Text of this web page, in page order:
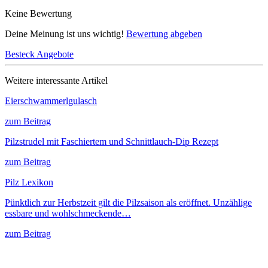
Keine Bewertung
Deine Meinung ist uns wichtig! Bewertung abgeben
Besteck Angebote
Weitere interessante Artikel
Eierschwammerlgulasch
zum Beitrag
Pilzstrudel mit Faschiertem und Schnittlauch-Dip Rezept
zum Beitrag
Pilz Lexikon
Pünktlich zur Herbstzeit gilt die Pilzsaison als eröffnet. Unzählige
essbare und wohlschmeckende…
zum Beitrag